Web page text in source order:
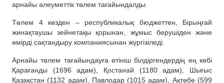
арнайы әлеуметтік төлем тағайындалды.
Төлем 4 көзден – республикалық бюджеттен, Бірыңғай
жинақтаушы зейнетақы қорынан, жұмыс берушіден және
өмірді сақтандыру компаниясынан жүргізіледі.
Арнайы төлем тағайындауға өтініш білдіргендердің ең көбі
Қарағанды (1696 адам), Қостанай (1180 адам), Шығыс
Қазақстан (1132 адам), Павлодар (1015 адам), Ақтөбе (599